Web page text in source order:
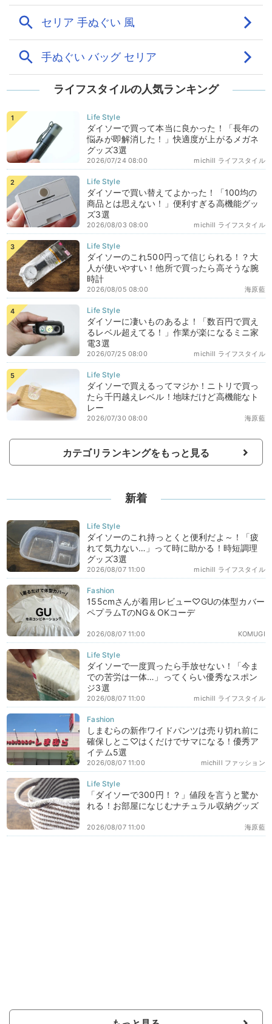
ライフスタイルの人気ランキング
ダイソーで買って本当に良かった！「長年の
悩みが即解消した！」快適度が上がるメガネ
グッズ3選
michill ライフスタイル
2026/07/24 08:00
ダイソーで買い替えてよかった！「100均の
商品とは思えない！」便利すぎる高機能グッ
ズ3選
michill ライフスタイル
2026/08/03 08:00
ダイソーのこれ500円って信じられる！？大
人が使いやすい！他所で買ったら高そうな腕
時計
海原藍
2026/08/05 08:00
ダイソーに凄いものあるよ！「数百円で買え
るレベル超えてる！」作業が楽になるミニ家
電3選
michill ライフスタイル
2026/07/25 08:00
ダイソーで買えるってマジか！ニトリで買っ
たら千円越えレベル！地味だけど高機能なト
レー
海原藍
2026/07/30 08:00
カテゴリランキングをもっと見る
新着
ダイソーのこれ持っとくと便利だよ～！「疲
れて気力ない…」って時に助かる！時短調理
グッズ3選
michill ライフスタイル
2026/08/07 11:00
155cmさんが着用レビュー♡GUの体型カバー
ペプラムTのNG＆OKコーデ
KOMUGI
2026/08/07 11:00
ダイソーで一度買ったら手放せない！「今ま
での苦労は一体…」ってくらい優秀なスポン
ジ3選
michill ライフスタイル
2026/08/07 11:00
しまむらの新作ワイドパンツは売り切れ前に
確保しとこ♡はくだけでサマになる！優秀ア
イテム5選
michill ファッション
2026/08/07 11:00
「ダイソーで300円！？」値段を言うと驚か
れる！お部屋になじむナチュラル収納グッズ
海原藍
2026/08/07 11:00